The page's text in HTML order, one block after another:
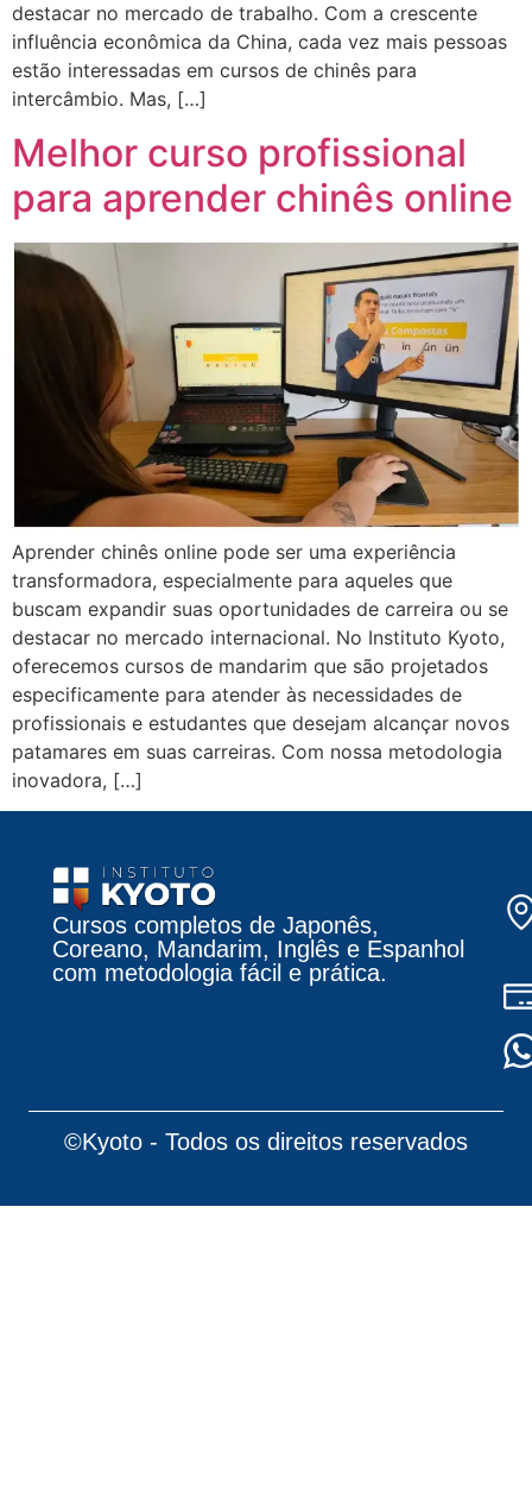
destacar no mercado de trabalho. Com a crescente
influência econômica da China, cada vez mais pessoas
estão interessadas em cursos de chinês para
intercâmbio. Mas, […]
Melhor curso profissional
para aprender chinês online
Aprender chinês online pode ser uma experiência
transformadora, especialmente para aqueles que
buscam expandir suas oportunidades de carreira ou se
destacar no mercado internacional. No Instituto Kyoto,
oferecemos cursos de mandarim que são projetados
especificamente para atender às necessidades de
profissionais e estudantes que desejam alcançar novos
patamares em suas carreiras. Com nossa metodologia
inovadora, […]
Cursos completos de Japonês,
Coreano, Mandarim, Inglês e Espanhol
com metodologia fácil e prática.
©Kyoto - Todos os direitos reservados